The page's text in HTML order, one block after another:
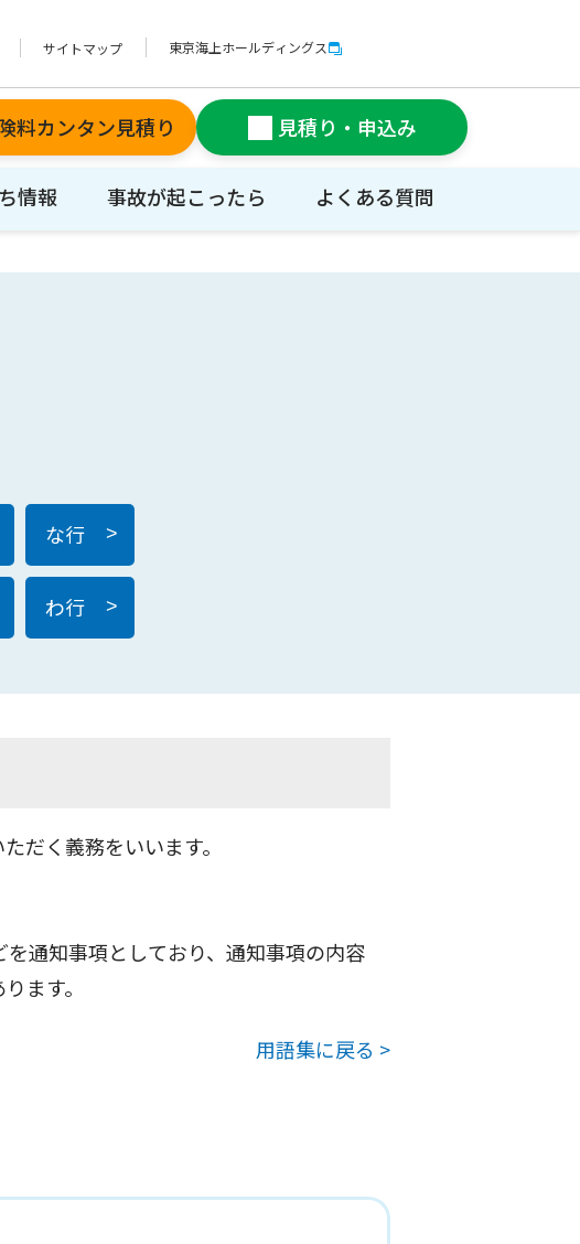
サイトマップ 東京海上ホールディングス
料カンタン見積り 見積り・申込み
情報 事故が起こったら よくある質問
な行 >
わ行 >
だく義務をいいます。
通知事項としており、通知事項の内容
ます。
用語集に戻る >